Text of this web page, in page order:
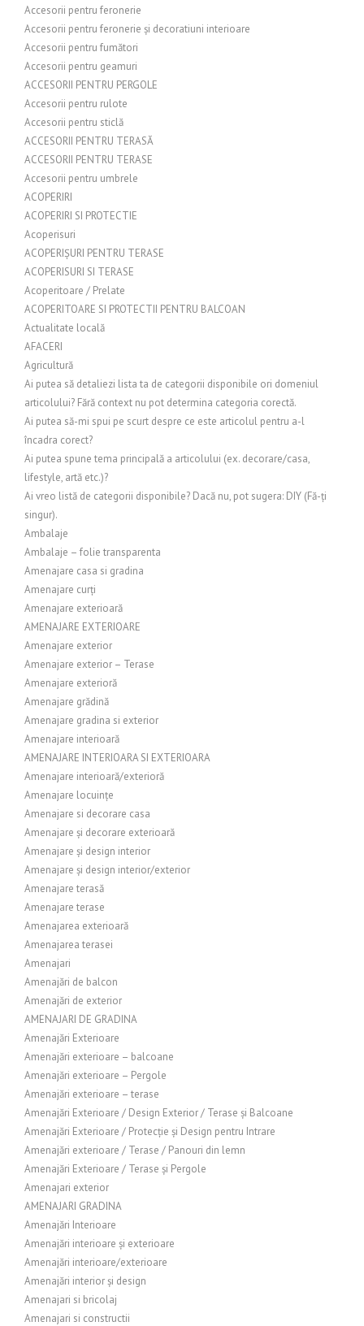
Accesorii pentru feronerie
Accesorii pentru feronerie și decoratiuni interioare
Accesorii pentru fumători
Accesorii pentru geamuri
ACCESORII PENTRU PERGOLE
Accesorii pentru rulote
Accesorii pentru sticlă
ACCESORII PENTRU TERASĂ
ACCESORII PENTRU TERASE
Accesorii pentru umbrele
ACOPERIRI
ACOPERIRI SI PROTECTIE
Acoperisuri
ACOPERIȘURI PENTRU TERASE
ACOPERISURI SI TERASE
Acoperitoare / Prelate
ACOPERITOARE SI PROTECTII PENTRU BALCOAN
Actualitate locală
AFACERI
Agricultură
Ai putea să detaliezi lista ta de categorii disponibile ori domeniul
articolului? Fără context nu pot determina categoria corectă.
Ai putea să-mi spui pe scurt despre ce este articolul pentru a-l
încadra corect?
Ai putea spune tema principală a articolului (ex. decorare/casa,
lifestyle, artă etc.)?
Ai vreo listă de categorii disponibile? Dacă nu, pot sugera: DIY (Fă-ți
singur).
Ambalaje
Ambalaje – folie transparenta
Amenajare casa si gradina
Amenajare curți
Amenajare exterioară
AMENAJARE EXTERIOARE
Amenajare exterior
Amenajare exterior – Terase
Amenajare exterioră
Amenajare grădină
Amenajare gradina si exterior
Amenajare interioară
AMENAJARE INTERIOARA SI EXTERIOARA
Amenajare interioară/exterioră
Amenajare locuințe
Amenajare si decorare casa
Amenajare și decorare exterioară
Amenajare și design interior
Amenajare și design interior/exterior
Amenajare terasă
Amenajare terase
Amenajarea exterioară
Amenajarea terasei
Amenajari
Amenajări de balcon
Amenajări de exterior
AMENAJARI DE GRADINA
Amenajări Exterioare
Amenajări exterioare – balcoane
Amenajări exterioare – Pergole
Amenajări exterioare – terase
Amenajări Exterioare / Design Exterior / Terase și Balcoane
Amenajări Exterioare / Protecție și Design pentru Intrare
Amenajări exterioare / Terase / Panouri din lemn
Amenajări Exterioare / Terase și Pergole
Amenajari exterior
AMENAJARI GRADINA
Amenajări Interioare
Amenajări interioare și exterioare
Amenajări interioare/exterioare
Amenajări interior și design
Amenajari si bricolaj
Amenajari si constructii